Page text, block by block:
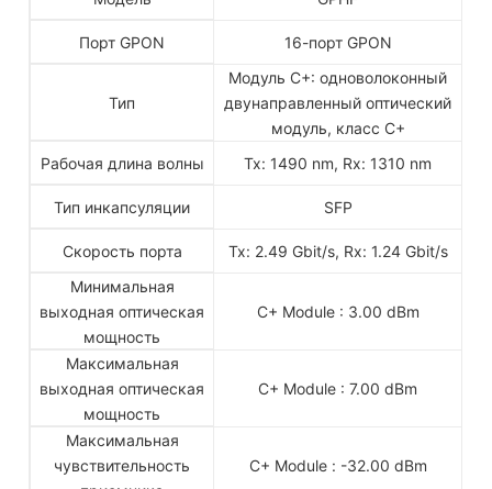
Порт GPON 16-порт GPON
Тип
Модуль C+: одноволоконный
двунаправленный оптический
модуль, класс C+
Рабочая длина волны
Tx: 1490 nm, Rx: 1310 nm
Тип инкапсуляции SFP
Скорость порта
Tx: 2.49 Gbit/s, Rx: 1.24 Gbit/s
Минимальная
выходная оптическая
мощность
C+ Module : 3.00 dBm
Максимальная
выходная оптическая
мощность
C+ Module : 7.00 dBm
Максимальная
чувствительность
C+ Module : -32.00 dBm